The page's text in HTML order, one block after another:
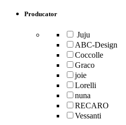
Producator
Juju
ABC-Design
Coccolle
Graco
joie
Lorelli
nuna
RECARO
Vessanti